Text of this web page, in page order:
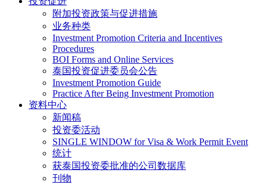
附加投资政策与促进措施
业务种类
Investment Promotion Criteria and Incentives
Procedures
BOI Forms and Online Services
泰国投资促进委员会公告
Investment Promotion Guide
Practice After Being Investment Promotion
资料中心
新闻稿
投资委活动
SINGLE WINDOW for Visa & Work Permit Event
统计
获泰国投资委批准的公司数据库
刊物